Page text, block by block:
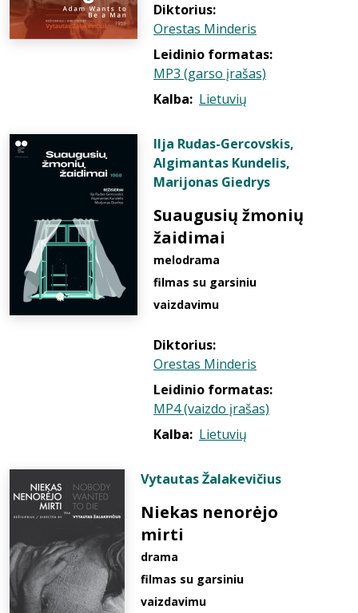
Diktorius:
Orestas Minderis
Leidinio formatas:
MP3 (garso įrašas)
Kalba: Lietuvių
Ilja Rudas-Gercovskis,
Algimantas Kundelis,
Marijonas Giedrys
Suaugusių žmonių
žaidimai
melodrama
filmas su garsiniu
vaizdavimu
Diktorius:
Orestas Minderis
Leidinio formatas:
MP4 (vaizdo įrašas)
Kalba: Lietuvių
Vytautas Žalakevičius
Niekas nenorėjo
mirti
drama
filmas su garsiniu
vaizdavimu